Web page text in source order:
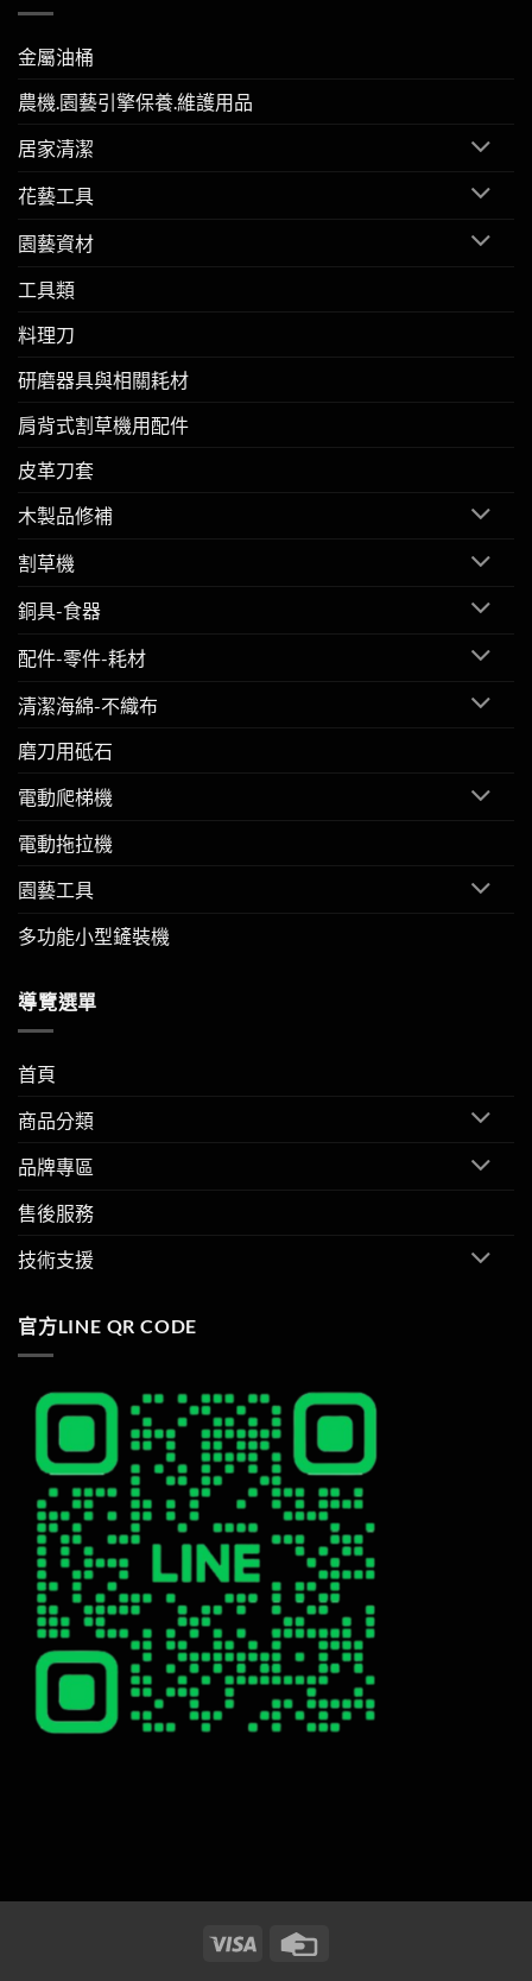
金屬油桶
農機.園藝引擎保養.維護用品
居家清潔
花藝工具
園藝資材
工具類
料理刀
研磨器具與相關耗材
肩背式割草機用配件
皮革刀套
木製品修補
割草機
銅具-食器
配件-零件-耗材
清潔海綿-不織布
磨刀用砥石
電動爬梯機
電動拖拉機
園藝工具
多功能小型鏟裝機
導覽選單
首頁
商品分類
品牌專區
售後服務
技術支援
官方LINE QR CODE
Visa